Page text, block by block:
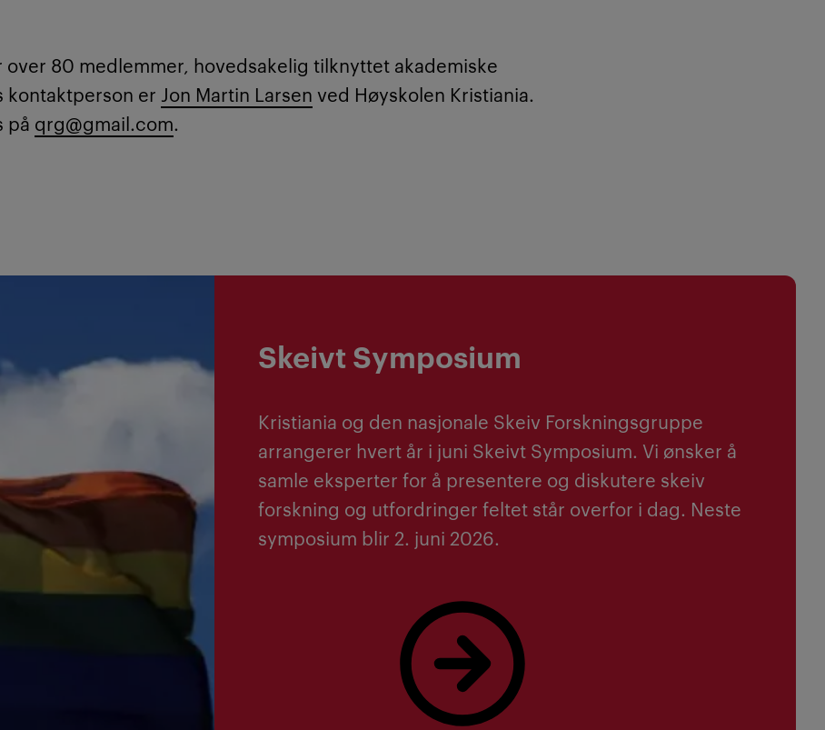
80 medlemmer, hovedsakelig tilknyttet akademiske
kontaktperson er Jon Martin Larsen ved Høyskolen Kristiania.
på qrg@gmail.com.
Skeivt Symposium
Kristiania og den nasjonale Skeiv Forskningsgruppe
arrangerer hvert år i juni Skeivt Symposium. Vi ønsker å
samle eksperter for å presentere og diskutere skeiv
forskning og utfordringer feltet står overfor i dag. Neste
symposium blir 2. juni 2026.